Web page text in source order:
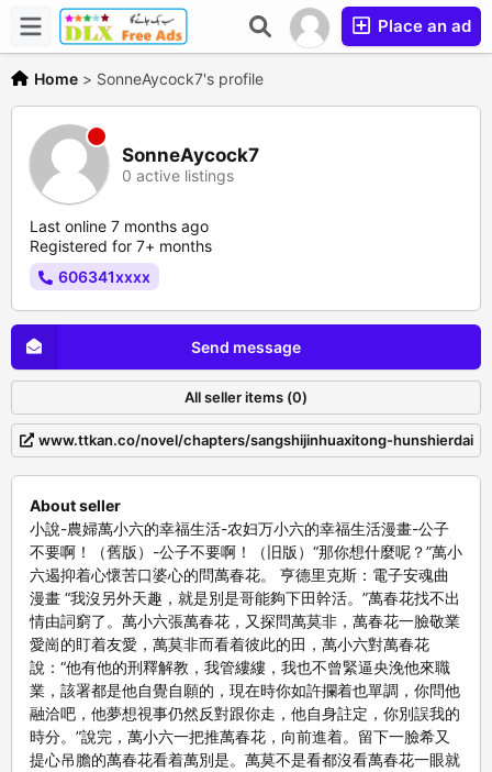
Place an ad
Home > SonneAycock7's profile
SonneAycock7
0 active listings
Last online 7 months ago
Registered for 7+ months
606341xxxx
Send message
All seller items (0)
www.ttkan.co/novel/chapters/sangshijinhuaxitong-hunshierdai
About seller
小說-農婦萬小六的幸福生活-农妇万小六的幸福生活漫畫-公子
不要啊！（舊版）-公子不要啊！（旧版）“那你想什麼呢？”萬小
六遏抑着心懷苦口婆心的問萬春花。 亨德里克斯：電子安魂曲
漫畫 “我沒另外天趣，就是別是哥能夠下田幹活。”萬春花找不出
情由詞窮了。萬小六張萬春花，又探問萬莫非，萬春花一臉敬業
愛崗的盯着友愛，萬莫非而看着彼此的田，萬小六對萬春花
說：“他有他的刑釋解教，我管縷縷，我也不曾緊逼央浼他來職
業，該署都是他自覺自願的，現在時你如許攔着也單調，你問他
融洽吧，他夢想視事仍然反對跟你走，他自身註定，你別誤我的
時分。”說完，萬小六一把推萬春花，向前進着。留下一臉希又
提心吊膽的萬春花看着萬別是。萬莫不是看都沒看萬春花一眼就